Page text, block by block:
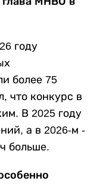
году
более 75
что конкурс в
В 2025 году
а в 2026-м -
больше.